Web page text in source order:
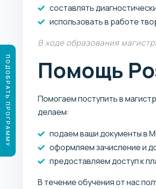
составлять
использовать в работе
В ходе образования
Помощь
Помогаем поступить в
делаем:
подаем ваши документы в
оформляем зачисление и
предоставляем доступ к
В течение обучения от нас
ПОДОБРАТЬ ПРОГРАММУ